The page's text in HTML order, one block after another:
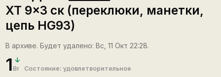
XT 9x3 ск (переклюки, манетки,
цепь HG93)
В архиве. Будет удалено: Вс, 11 Окт 22:28.
1 Br Состояние: удовлетворительное